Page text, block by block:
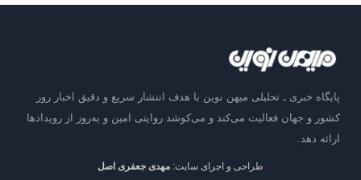
پایگاه خبری ـ تحلیلی میهن نوین با هدف انتشار سریع و دقیق اخبار روز
کشور و جهان فعالیت می‌کند و می‌کوشد روایتی امین و به‌روز از رویدادها
ارائه دهد.
طراحی و اجرای سایت: مهدی جعفری اصل